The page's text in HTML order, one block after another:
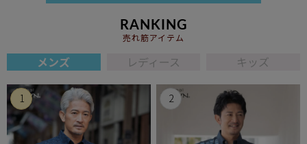
RANKING
売れ筋アイテム
メンズ レディース キッズ